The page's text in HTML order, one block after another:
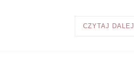
CZYTAJ DALEJ